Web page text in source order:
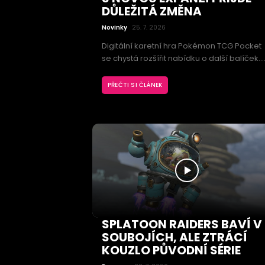
DŮLEŽITÁ ZMĚNA
Novinky 25. 7. 2026
Digitální karetní hra Pokémon TCG Pocket
se chystá rozšířit nabídku o další balíček.
Rayquaza, vedle nových karet však přinese
také změny, které ovlivní otevírání balíčků a
PŘEČTI SI ČLÁNEK
SPLATOON RAIDERS BAVÍ V
SOUBOJÍCH, ALE ZTRÁCÍ
KOUZLO PŮVODNÍ SÉRIE